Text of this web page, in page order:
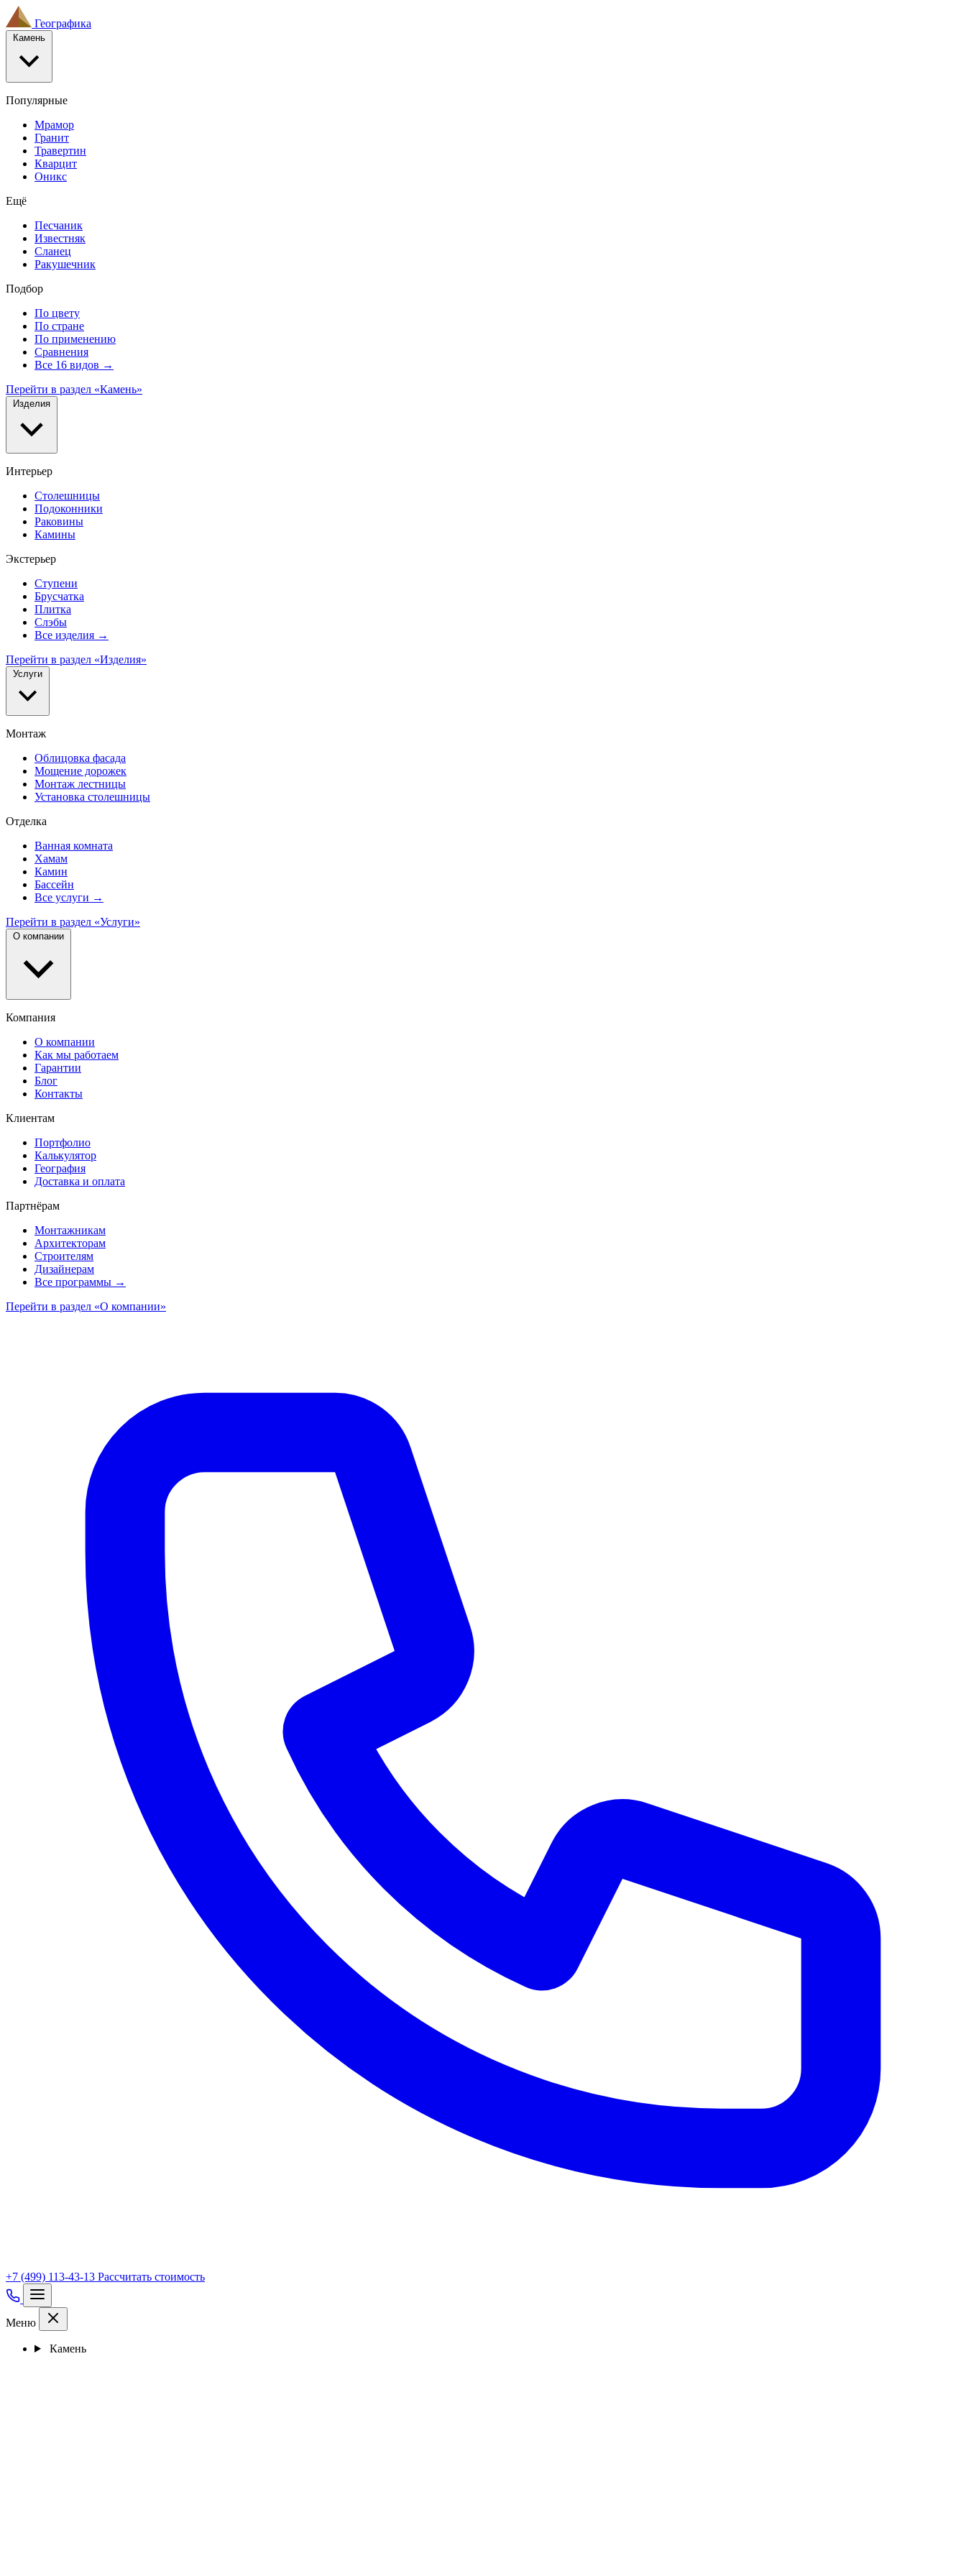
Географика
Популярные
Мрамор
Гранит
Травертин
Кварцит
Оникс
Ещё
Песчаник
Известняк
Сланец
Ракушечник
Подбор
По цвету
По стране
По применению
Сравнения
Все 16 видов →
Перейти в раздел «Камень»
Интерьер
Столешницы
Подоконники
Раковины
Камины
Экстерьер
Ступени
Брусчатка
Плитка
Слэбы
Все изделия →
Перейти в раздел «Изделия»
Монтаж
Облицовка фасада
Мощение дорожек
Монтаж лестницы
Установка столешницы
Отделка
Ванная комната
Хамам
Камин
Бассейн
Все услуги →
Перейти в раздел «Услуги»
Компания
О компании
Как мы работаем
Гарантии
Блог
Контакты
Клиентам
Портфолио
Калькулятор
География
Доставка и оплата
Партнёрам
Монтажникам
Архитекторам
Строителям
Дизайнерам
Все программы →
Перейти в раздел «О компании»
+7 (499) 113-43-13 Рассчитать стоимость
Меню
Камень